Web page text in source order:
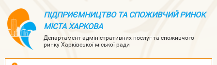
ПІДПРИЄМНИЦТВО ТА СПОЖИВЧИЙ РИНОК
МІСТА ХАРКОВА
Департамент адміністративних послуг та споживчого
ринку Харківської міської ради